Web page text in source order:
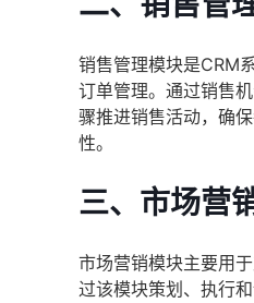
销售管理模块是CRM
订单管理。通过销售
骤推进销售活动，确
性。
三、市场营
市场营销模块主要用
过该模块策划、执行